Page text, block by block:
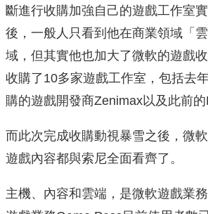
斷進行收購加強自己的遊戲工作室
後，一般人只看到他在商業領域「
域，但其實他也加大了微軟的遊戲
收購了10多家遊戲工作室，包括去
購的遊戲開發商Zenimax以及此前的
而此次完成收購動視暴雪之後，微
遊戲內容都與索尼全面看齊了。
主機、內容和雲端，是微軟遊戲業